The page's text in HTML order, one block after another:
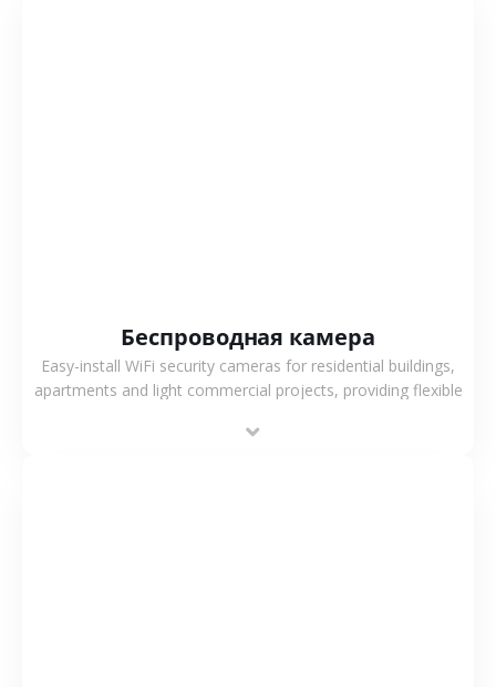
Беспроводная камера
Easy-install WiFi security cameras for residential buildings,
apartments and light commercial projects, providing flexible